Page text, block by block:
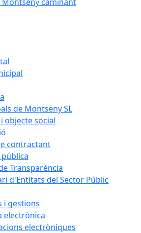
de Montseny SL
objecte social
contractant
Transparència
d'Entitats del Sector Públic
i gestions
electrònica
electròniques